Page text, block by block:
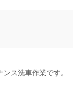
ス洗車作業です。